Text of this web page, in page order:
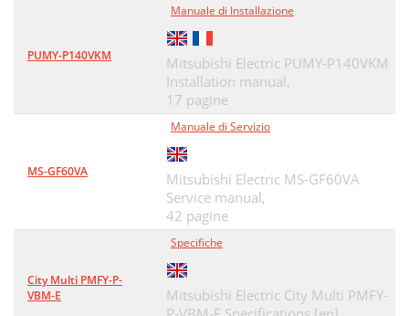
PUMY-P140VKM
Manuale di Installazione
Mitsubishi Electric PUMY-P140VKM
Installation manual,
17 pagine
MS-GF60VA
Manuale di Servizio
Mitsubishi Electric MS-GF60VA
Service manual,
42 pagine
City Multi PMFY-P-
VBM-E
Specifiche
Mitsubishi Electric City Multi PMFY-